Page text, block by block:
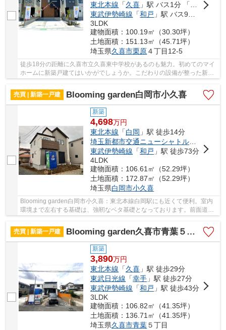
東北本線 「久喜 」駅 バス1分 「栗原記念館」 停歩4分
東武伊勢崎線 「和戸 」駅 バス9分 「栗原（久喜市）」 停歩5分
3LDK
建物面積：100.19㎡（30.30坪）
土地面積：151.13㎡（45.71坪）
埼玉県久喜市栗原４丁目12-5
徒歩18分の距離に久喜市立久喜東中学校があるのも魅力。初めてのマイ
ホームに新築戸建てはいかがでしょうか。こだわりの設備が整った新築
売買 | 新築一戸建
Blooming garden白岡市小久喜
新築
4,698万円
東北本線 「白岡 」駅 徒歩14分
東武伊勢崎線 「和戸 」駅 徒歩73分
4LDK
建物面積：106.61㎡（52.29坪）
土地面積：172.87㎡（52.29坪）
埼玉県白岡市小久喜
Blooming garden白岡市小久喜：東北本線白岡駅にも近くて便利。室内
環境まで左右する基礎は、強靭なベタ基礎となっております。前面道路
売買 | 新築一戸建
Blooming garden久喜市青葉５丁目
新築
3,890万円
東北本線 「久喜 」駅 徒歩29分
東武日光線 「幸手 」駅 徒歩27分
東武伊勢崎線 「和戸 」駅 徒歩43分
3LDK
建物面積：106.82㎡（41.35坪）
土地面積：136.71㎡（41.35坪）
埼玉県久喜市青葉５丁目